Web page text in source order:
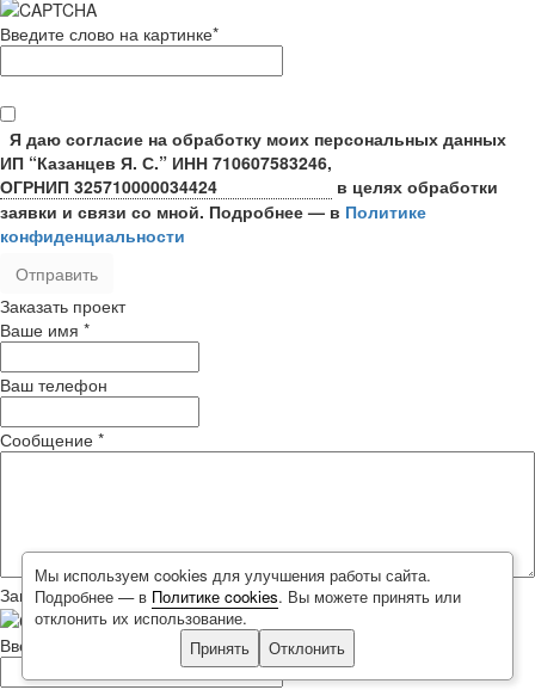
Введите слово на картинке*
Я даю согласие на обработку моих персональных данных
ИП “Казанцев Я. С.” ИНН 710607583246,
ОГРНИП 325710000034424
в целях обработки
заявки и связи со мной. Подробнее — в Политике
конфиденциальности
Заказать проект
Ваше имя *
Ваш телефон
Сообщение *
Защита от автоматических сообщений
Введите слово на картинке*
Мы используем cookies для улучшения работы сайта.
Подробнее — в Политике cookies. Вы можете принять или
отклонить их использование.
Принять
Отклонить